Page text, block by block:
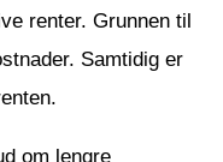
renter. Grunnen til
Samtidig er
om lengre